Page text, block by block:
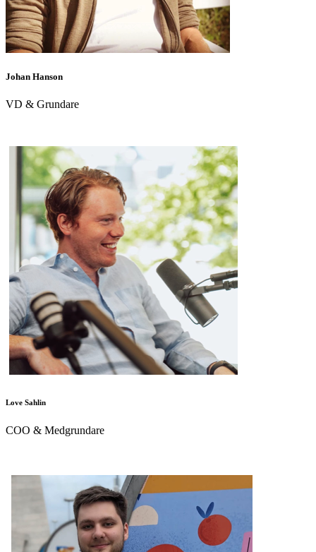
Johan Hanson
VD & Grundare
Love Sahlin
COO & Medgrundare